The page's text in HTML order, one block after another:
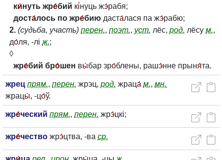
ки́нуть жре́бий кі́нуць жэ́рабя;
доста́лось по жре́бию даста́лася па жэ́рабю;
2. (судьба, участь) перен., поэт., уст. лёс, род. лёсу м.,
до́ля, -лі ж.;
◊
жре́бий бро́шен вы́бар зро́блены, рашэ́нне прыня́та.
жрец прям., перен. жрэц, род. жраца́ м., мн.
жрацы́, -цо́ў.
жре́ческий прям., перен. жрэ́цкі;
жре́чество жрэ́цтва, -ва ср.